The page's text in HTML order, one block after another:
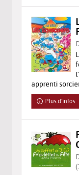
apprenti
Plus d'infos